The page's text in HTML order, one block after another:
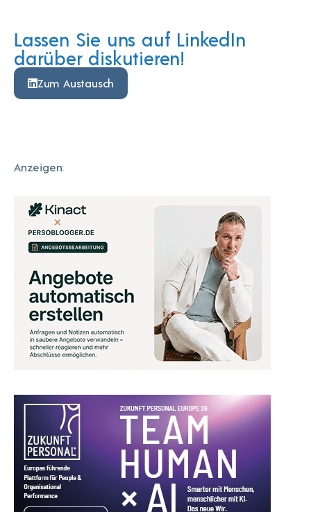
Lassen Sie uns auf LinkedIn
darüber diskutieren!
Zum Austausch
Anzeigen: